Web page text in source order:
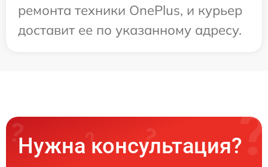
ремонта техники OnePlus, и курьер
доставит ее по указанному адресу.
Нужна консультация?